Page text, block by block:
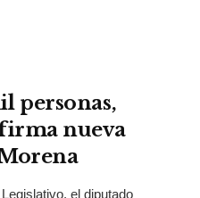
personas,
nueva
el diputado